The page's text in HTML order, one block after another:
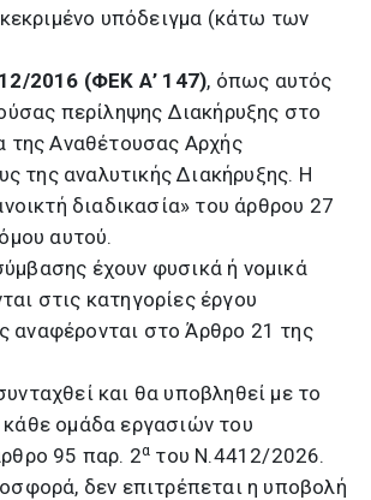
υπόδειγμα (κάτω των
2016 (ΦΕΚ Α’ 147), όπως αυτός
περίληψης Διακήρυξης στο
της Αναθέτουσας Αρχής
της αναλυτικής Διακήρυξης. Η
διαδικασία» του άρθρου 27
αυτού.
έχουν φυσικά ή νομικά
στις κατηγορίες έργου
αναφέρονται στο Άρθρο 21 της
και θα υποβληθεί με το
ομάδα εργασιών του
95 παρ. 2α του Ν.4412/2026.
δεν επιτρέπεται η υποβολή